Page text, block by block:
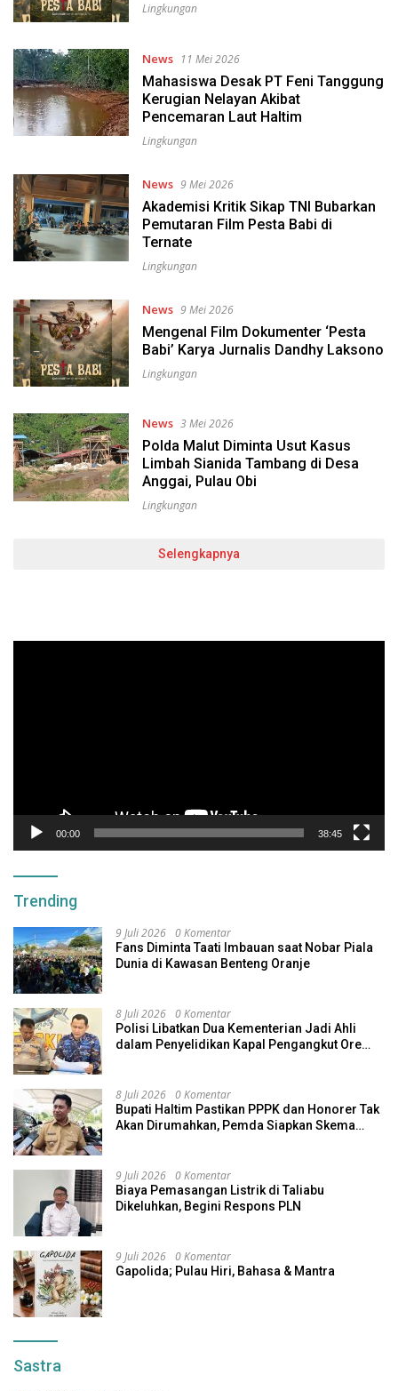
Lingkungan
News 11 Mei 2026
Mahasiswa Desak PT Feni Tanggung
Kerugian Nelayan Akibat
Pencemaran Laut Haltim
Lingkungan
News 9 Mei 2026
Akademisi Kritik Sikap TNI Bubarkan
Pemutaran Film Pesta Babi di
Ternate
Lingkungan
News 9 Mei 2026
Mengenal Film Dokumenter ‘Pesta
Babi’ Karya Jurnalis Dandhy Laksono
Lingkungan
News 3 Mei 2026
Polda Malut Diminta Usut Kasus
Limbah Sianida Tambang di Desa
Anggai, Pulau Obi
Lingkungan
Selengkapnya
00:00 38:45
Trending
9 Juli 2026 0 Komentar
Fans Diminta Taati Imbauan saat Nobar Piala
Dunia di Kawasan Benteng Oranje
8 Juli 2026 0 Komentar
Polisi Libatkan Dua Kementerian Jadi Ahli
dalam Penyelidikan Kapal Pengangkut Ore
8 Juli 2026 0 Komentar
Bupati Haltim Pastikan PPPK dan Honorer Tak
Akan Dirumahkan, Pemda Siapkan Skema
9 Juli 2026 0 Komentar
Biaya Pemasangan Listrik di Taliabu
Dikeluhkan, Begini Respons PLN
9 Juli 2026 0 Komentar
Gapolida; Pulau Hiri, Bahasa & Mantra
Sastra